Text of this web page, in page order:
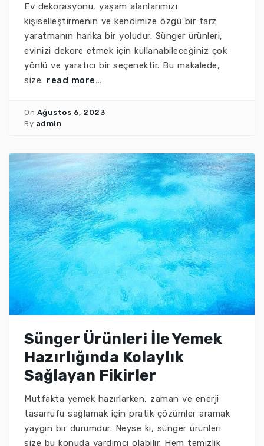
Ev dekorasyonu, yaşam alanlarımızı
kişiselleştirmenin ve kendimize özgü bir tarz
yaratmanın harika bir yoludur. Sünger ürünleri,
evinizi dekore etmek için kullanabileceğiniz çok
yönlü ve yaratıcı bir seçenektir. Bu makalede,
size. read more…
On Ağustos 6, 2023
By admin
Sünger Ürünleri İle Yemek
Hazırlığında Kolaylık
Sağlayan Fikirler
Mutfakta yemek hazırlarken, zaman ve enerji
tasarrufu sağlamak için pratik çözümler aramak
yaygın bir durumdur. Neyse ki, sünger ürünleri
size bu konuda yardımcı olabilir. Hem temizlik